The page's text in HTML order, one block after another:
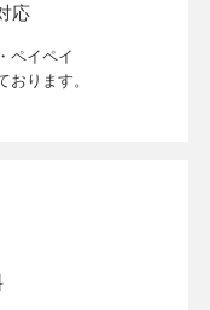
応
ペイペイ
ります。